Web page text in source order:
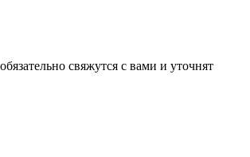
свяжутся с вами и уточнят